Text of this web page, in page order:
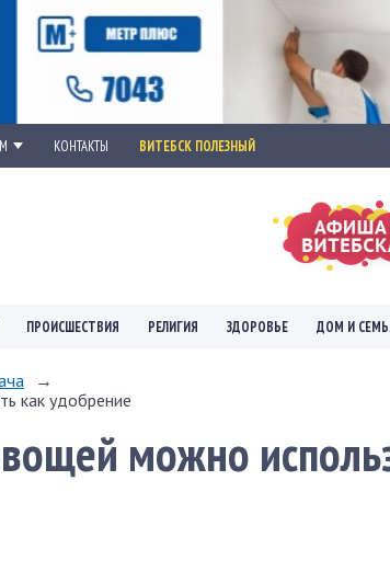
КОНТАКТЫ ВИТЕБСК ПОЛЕЗНЫЙ
ПРОИСШЕСТВИЯ РЕЛИГИЯ ЗДОРОВЬЕ ДОМ И
→
как удобрение
можно